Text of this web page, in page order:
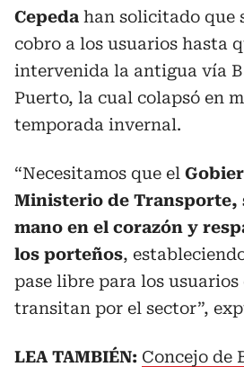
Cepeda han solicitado que
cobro a los usuarios hasta
intervenida la antigua vía
Puerto, la cual colapsó en
temporada invernal.
“Necesitamos que el
Ministerio de Transporte,
mano en el corazón y
los porteños,
pase libre para los
transitan por el sector”,
LEA TAMBIÉN: Concejo de